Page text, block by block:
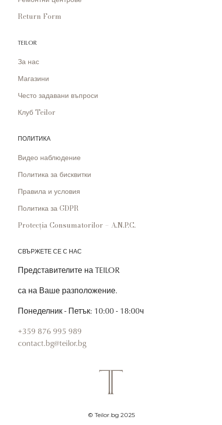
Return Form
TEILOR
За нас
Магазини
Често задавани въпроси
Клуб Teilor
ПОЛИТИКА
Видео наблюдение
Политика за бисквитки
Правила и условия
Политика за GDPR
Protecția Consumatorilor – A.N.P.C.
СВЪРЖЕТЕ СЕ С НАС
Представителите на TEILOR
са на Ваше разположение.
Понеделник - Петък: 10:00 - 18:00ч
+359 876 995 989
contact.bg@teilor.bg
© Teilor.bg 2025